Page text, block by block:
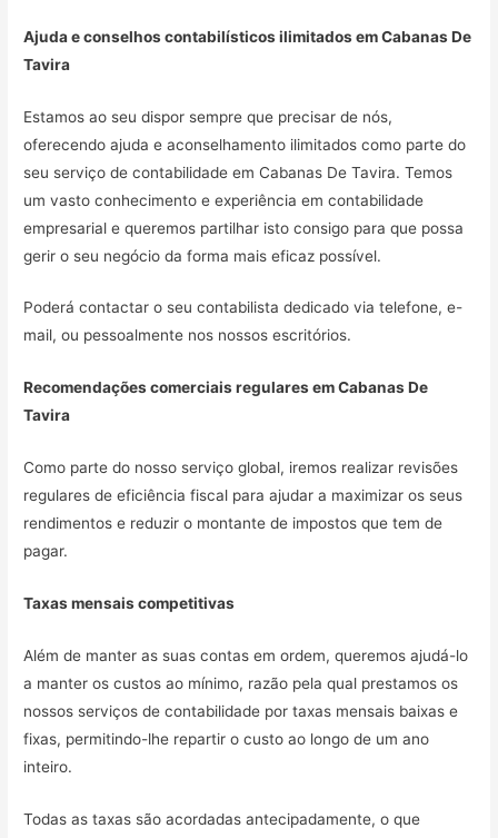
Ajuda e conselhos contabilísticos ilimitados emCabanas De
Tavira
Estamos ao seu dispor sempre que precisar de nós,
oferecendo ajuda e aconselhamento ilimitados como parte do
seu serviço de contabilidade em Cabanas De Tavira. Temos
um vasto conhecimento e experiência em contabilidade
empresarial e queremos partilhar isto consigo para que possa
gerir o seu negócio da forma mais eficaz possível.
Poderá contactar o seu contabilista dedicado via telefone, e-
mail, ou pessoalmente nos nossos escritórios.
Recomendações comerciais regulares emCabanas De
Tavira
Como parte do nosso serviço global, iremos realizar revisões
regulares de eficiência fiscal para ajudar a maximizar os seus
rendimentos e reduzir o montante de impostos que tem de
pagar.
Taxas mensais competitivas
Além de manter as suas contas em ordem, queremos ajudá-lo
a manter os custos ao mínimo, razão pela qual prestamos os
nossos serviços de contabilidade por taxas mensais baixas e
fixas, permitindo-lhe repartir o custo ao longo de um ano
inteiro.
Todas as taxas são acordadas antecipadamente, o que